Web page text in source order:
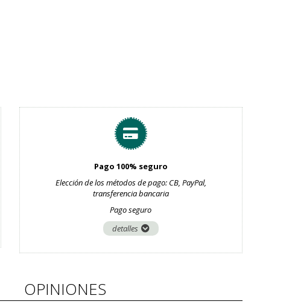
Pago 100% seguro
Elección de los métodos de pago: CB, PayPal,
transferencia bancaria
Pago seguro
detalles
OPINIONES